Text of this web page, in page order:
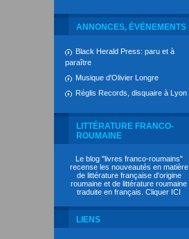
ANNONCES, ÉVÉNEMENTS
Black Herald Press: paru et à
paraître
Musique d'Olivier Longre
Réglis Records, disquaire à Lyon
LITTÉRATURE FRANCO-
ROUMAINE
Le blog "livres franco-roumains"
recense les nouveautés en matière
de littérature française d'origine
roumaine et de littérature roumaine
traduite en français. Cliquer ICI
LIENS